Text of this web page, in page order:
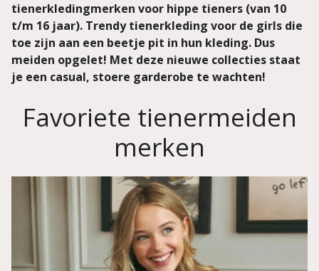
tienerkledingmerken voor hippe tieners (van 10
t/m 16 jaar). Trendy tienerkleding voor de girls die
toe zijn aan een beetje pit in hun kleding. Dus
meiden opgelet! Met deze nieuwe collecties staat
je een casual, stoere garderobe te wachten!
Favoriete tienermeiden
merken